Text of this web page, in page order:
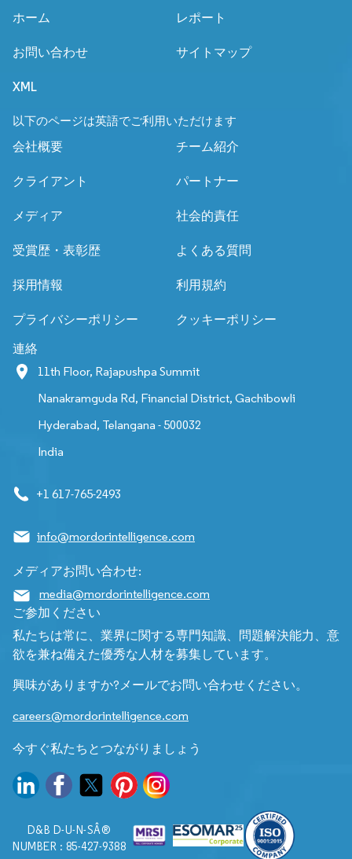
ホーム レポート
お問い合わせ サイトマップ
XML
以下のページは英語でご利用いただけます
会社概要
チーム紹介
クライアント パートナー
メディア 社会的責任
受賞歴・表彰歴 よくある質問
採用情報 利用規約
プライバシーポリシー クッキーポリシー
連絡
11th Floor, Rajapushpa Summit
Nanakramguda Rd, Financial District, Gachibowli
Hyderabad, Telangana - 500032
India
+1 617-765-2493
info@mordorintelligence.com
メディアお問い合わせ:
media@mordorintelligence.com
ご参加ください
私たちは常に、業界に関する専門知識、問題解決能力、意
欲を兼ね備えた優秀な人材を募集しています。
興味がありますか?メールでお問い合わせください。
careers@mordorintelligence.com
今すぐ私たちとつながりましょう
D&B D-U-N-SÂ®
NUMBER : 85-427-9388